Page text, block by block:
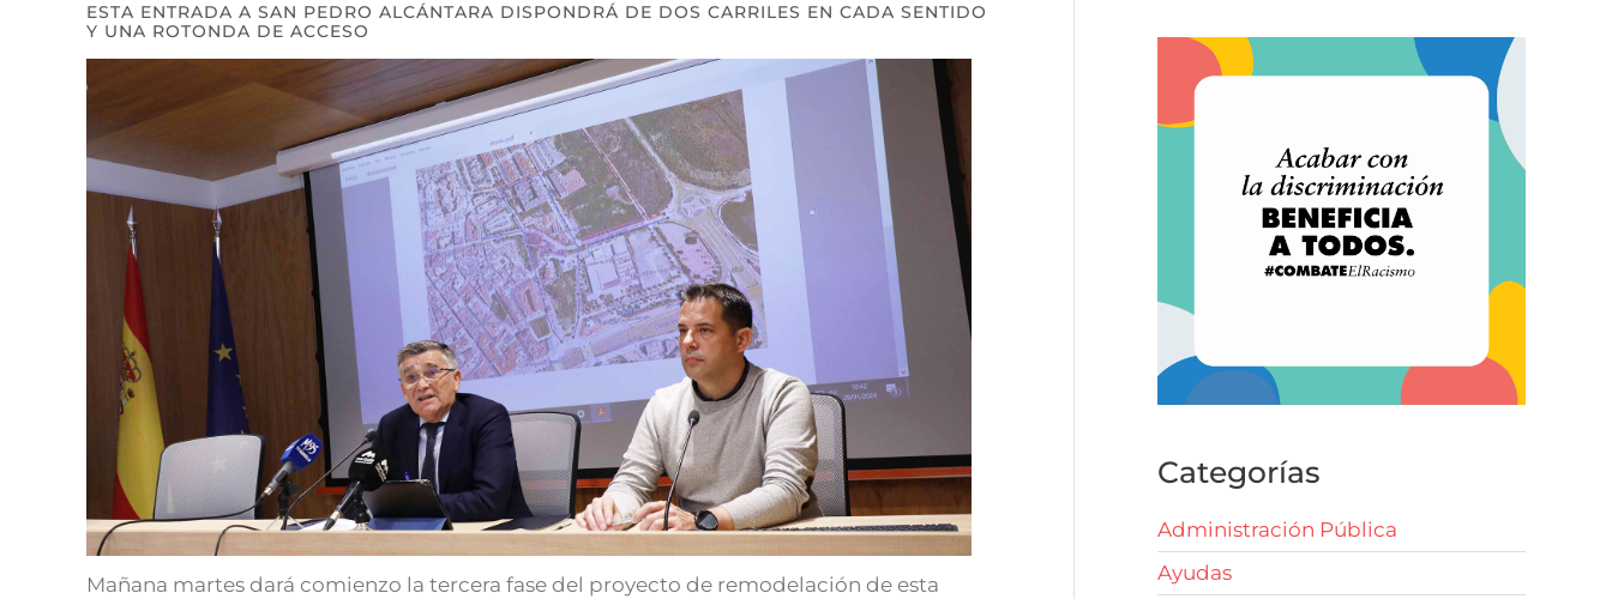
ESTA ENTRADA A SAN PEDRO ALCÁNTARA DISPONDRÁ DE DOS CARRILES EN CADA SENTIDO
Y UNA ROTONDA DE ACCESO
Mañana martes dará comienzo la tercera fase del proyecto de remodelación de esta
Categorías
Administración Pública
Ayudas